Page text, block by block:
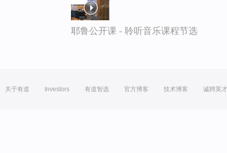
耶鲁公开课 - 聆听音乐课程节选
关于有道 Investors 有道智选 官方博客 技术博客 诚聘英才